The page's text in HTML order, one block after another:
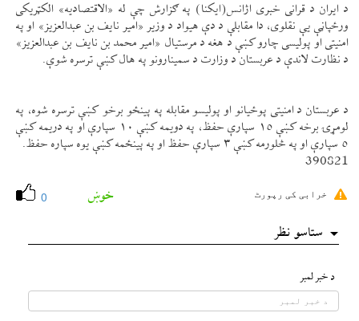
د ايران د قرانی خبری اژانس(ايكنا) په ګزارش چې له «الاقتصاديه» الكټريكی
ورځپاڼې یې نقلوی، دا مقابلې د دې هيواد د وزير «امير نايف بن عبدالعزيز» او په
امنيتی او پوليسی چارو كښې د هغه د مرستيال «امير محمد بن نايف بن عبدالعزيز»
د نظارت لاندې د عربستان د وزارت د سمينارونو په هال كښې ترسره شوې.
د عربستان د امنيتی پوځيانو او پوليسو مقابله په پينځو برخو كښې ترسره شوه، په
لومړۍ برخه كښې ١٥ سپارې حفظ، په دويمه كښې ١٠ سپارې او په دريمه كښې
٥ سپارې او په څلورمه كښې ٣ سپارې حفظ او په پينځمه كښې يوه سپاره حفظ.
390821
0 خوښ خرابی کی رپورٹ
ستاسو نظر
د خبر لمبر